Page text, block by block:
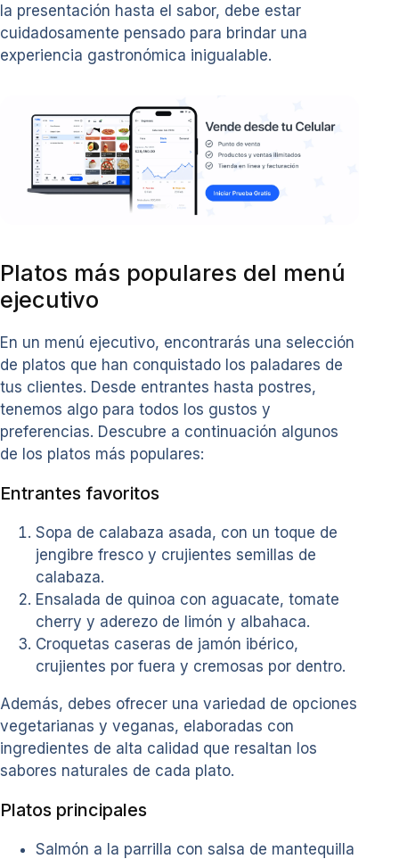
la presentación hasta el sabor, debe estar
cuidadosamente pensado para brindar una
experiencia gastronómica inigualable.
Platos más populares del menú
ejecutivo
En un menú ejecutivo, encontrarás una selección
de platos que han conquistado los paladares de
tus clientes. Desde entrantes hasta postres,
tenemos algo para todos los gustos y
preferencias. Descubre a continuación algunos
de los platos más populares:
Entrantes favoritos
Sopa de calabaza asada, con un toque de
jengibre fresco y crujientes semillas de
calabaza.
Ensalada de quinoa con aguacate, tomate
cherry y aderezo de limón y albahaca.
Croquetas caseras de jamón ibérico,
crujientes por fuera y cremosas por dentro.
Además, debes ofrecer una variedad de opciones
vegetarianas y veganas, elaboradas con
ingredientes de alta calidad que resaltan los
sabores naturales de cada plato.
Platos principales
Salmón a la parrilla con salsa de mantequilla